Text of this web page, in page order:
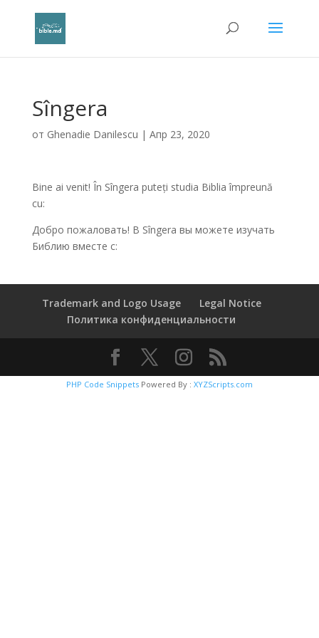
Sîngera
от Ghenadie Danilescu | Апр 23, 2020
Bine ai venit! În Sîngera puteți studia Biblia împreună
cu:
Добро пожаловать! В Sîngera вы можете изучать
Библию вместе с:
Trademark and Logo Usage
Legal Notice
Политика конфиденциальности
PHP Code Snippets Powered By : XYZScripts.com